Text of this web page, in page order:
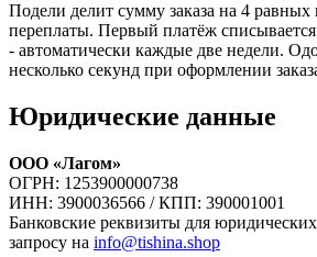
Подели делит сумму заказа на 4 равных
переплаты. Первый платёж списывается
- автоматически каждые две недели.
несколько секунд при оформлении
Юридические данные
ООО «Лагом»
ОГРН: 1253900000738
ИНН: 3900036566 / КПП: 390001001
Банковские реквизиты для
запросу на info@tishina.shop